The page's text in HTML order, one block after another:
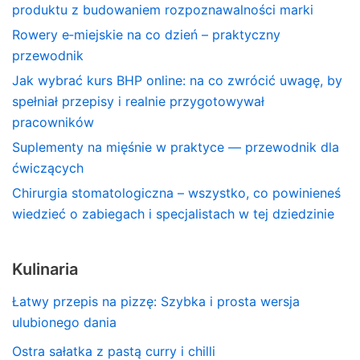
produktu z budowaniem rozpoznawalności marki
Rowery e‑miejskie na co dzień – praktyczny
przewodnik
Jak wybrać kurs BHP online: na co zwrócić uwagę, by
spełniał przepisy i realnie przygotowywał
pracowników
Suplementy na mięśnie w praktyce — przewodnik dla
ćwiczących
Chirurgia stomatologiczna – wszystko, co powinieneś
wiedzieć o zabiegach i specjalistach w tej dziedzinie
Kulinaria
Łatwy przepis na pizzę: Szybka i prosta wersja
ulubionego dania
Ostra sałatka z pastą curry i chilli